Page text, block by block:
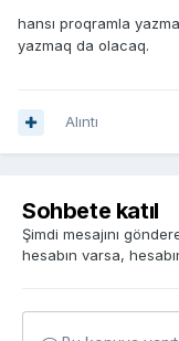
hansı proqramla
yazmaq da olacaq.
Alıntı
Sohbete katıl
Şimdi mesajını
hesabın varsa,